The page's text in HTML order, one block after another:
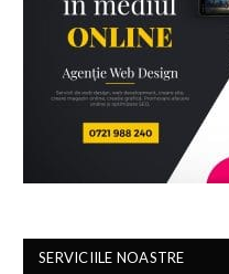
SERVICIILE NOASTRE